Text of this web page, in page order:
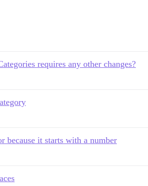
requires any other changes?
because it starts with a number